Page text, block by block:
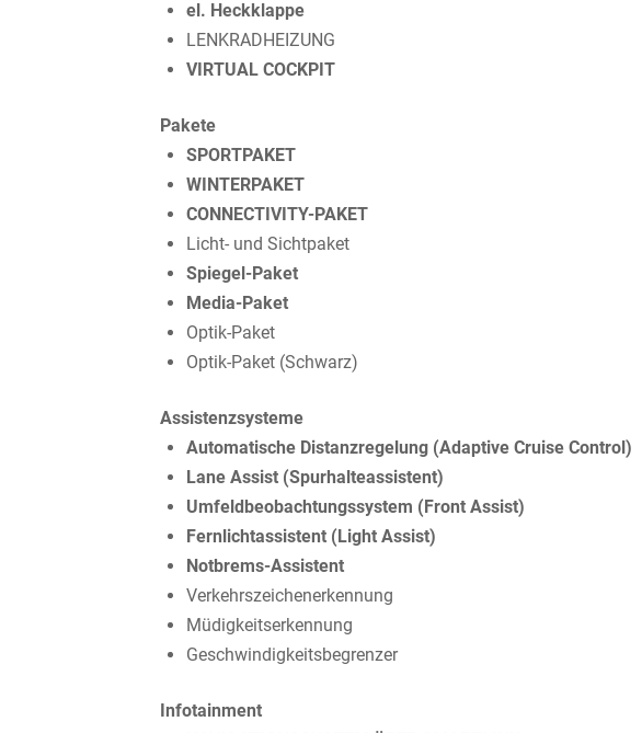
el. Heckklappe
LENKRADHEIZUNG
VIRTUAL COCKPIT
Pakete
SPORTPAKET
WINTERPAKET
CONNECTIVITY-PAKET
Licht- und Sichtpaket
Spiegel-Paket
Media-Paket
Optik-Paket
Optik-Paket (Schwarz)
Assistenzsysteme
Automatische Distanzregelung (Adaptive Cruise Control)
Lane Assist (Spurhalteassistent)
Umfeldbeobachtungssystem (Front Assist)
Fernlichtassistent (Light Assist)
Notbrems-Assistent
Verkehrszeichenerkennung
Müdigkeitserkennung
Geschwindigkeitsbegrenzer
Infotainment